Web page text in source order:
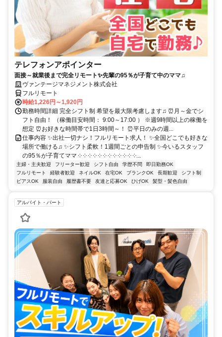
テレフォンアポインター
面接～就業後まで完全リモート✨先輩の95％が子育て中のママ♫
ヴァンテージマネジメント株式会社
フルリモート
時給1,226円～1,920円
勤務時間詳細 完全シフト制 希望を最大限考慮します♫ ⏰月～金でシ
フト自由！ （稼働目安時間： 9:00～17:00 ） ※週9時間以上の稼働を
想定 ⏰お好きな時間帯で1日3時間～！ ⏰平日のみの週...
仕事内容 ✨出社一切ナシ！フルリモート求人！ ✨全国どこでも好きな
場所で働ける♫ ✨シフト柔軟！1週間ごとの申告制 ✨今いるスタッフ
の95％が子育てママ ༶ ༶ ༶ ༶ ༶ ༶ ༶ ༶ ༶ ༶ ༶ ༶...
主婦・主夫歓迎 フリーター歓迎 シフト自由 学歴不問
即日勤務OK
フルリモート
経験者歓迎 ネイルOK 在宅OK ブランクOK 長期歓迎
シフト制
ピアスOK
服装自由 履歴書不要 友達と応募OK ひげOK 髪型・髪色自由
アルバイト・パート